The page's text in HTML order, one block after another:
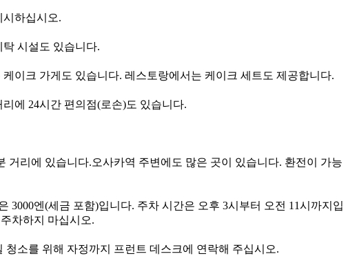
하십시오.
시설도 있습니다.
이크 가게도 있습니다. 레스토랑에서는 케이크 세트도 제공합니다.
에 24시간 편의점(로손)도 있습니다.
거리에 있습니다.오사카역 주변에도 많은 곳이 있습니다. 환전이 가능
엔(세금 포함)입니다. 주차 시간은 오후 3시부터 오전 11시까지입
차하지 마십시오.
소를 위해 자정까지 프런트 데스크에 연락해 주십시오.